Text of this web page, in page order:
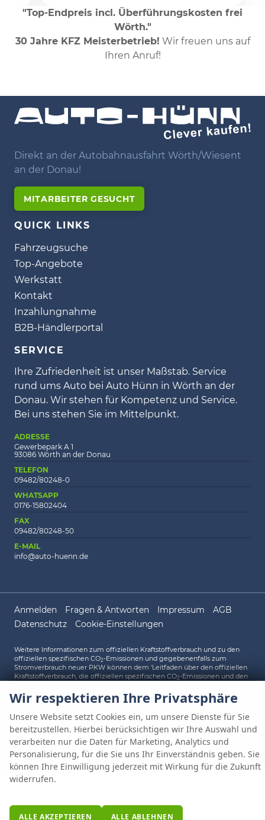
"Top-Endpreis incl. Überführungskosten frei
Wörth."
30 Jahre KFZ Meisterbetrieb! Wir freuen uns auf
Ihren Anruf!
Direkt an der Autobahnausfahrt Wörth/Wiesent
an der Donau!
MITARBEITER GESUCHT
QUICK LINKS
Fahrzeugsuche
Top-Angebote
Werkstatt
Kontakt
Inzahlungnahme
B2B-Händlerportal
SERVICE
Ihre Zufriedenheit ist unser Maßstab. Service
rund ums Auto bei Auto Hünn in Wörth an der
Donau. Wir stehen für Kompetenz und Service.
Bei uns stehen Sie im Mittelpunkt.
ADRESSE
Gewerbepark A 1
93086 Wörth an der Donau
TELEFON
09482/80248-0
WHATSAPP
0176-15802404
FAX
09482/80248-50
E-MAIL
info@auto-huenn.de
Anmelden Fragen & Antworten Impressum
AGB
Datenschutz
Cookie-Einstellungen
Weitere Informationen zum offiziellen Kraftstoffverbrauch und zu den
offiziellen spezifischen CO2-Emissionen und gegebenenfalls zum
Stromverbrauch neuer PKW können dem 'Leitfaden über den offiziellen
Kraftstoffverbrauch, die offiziellen spezifischen CO2-Emissionen und den
Verkaufsstellen und bei der 'Deutschen Automobil Treuhand GmbH'
unentgeltlich erhältlich ist unter www.dat.de.
© 2026AUTO HÜNN OHG,Gewerbepark A 1, 93086Wörth an der
Donau,09482/80248-0 Powered by Autrado
Wir respektieren Ihre Privatsphäre
Unsere Website setzt Cookies ein, um unsere Dienste für Sie
bereitzustellen. Hierbei berücksichtigen wir Ihre Auswahl und
verarbeiten nur die Daten für Marketing, Analytics und
Personalisierung, für die Sie uns Ihr Einverständnis geben. Sie
können Ihre Einwilligung jederzeit mit Wirkung für die Zukunft
widerrufen.
ALLE AKZEPTIEREN ALLE ABLEHNEN